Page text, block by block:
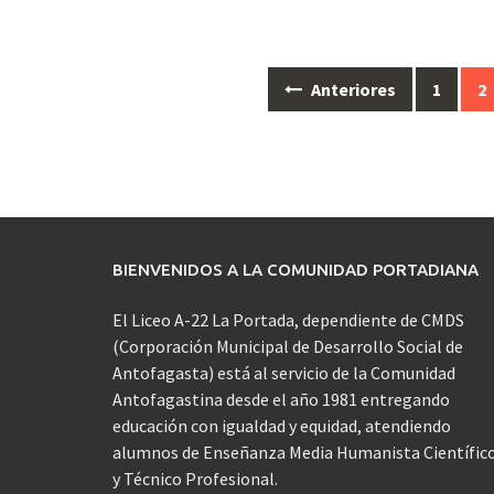
Anteriores 1 2
BIENVENIDOS A LA COMUNIDAD PORTADIANA
El Liceo A-22 La Portada, dependiente de CMDS
(Corporación Municipal de Desarrollo Social de
Antofagasta) está al servicio de la Comunidad
Antofagastina desde el año 1981 entregando
educación con igualdad y equidad, atendiendo
alumnos de Enseñanza Media Humanista
y Técnico Profesional.